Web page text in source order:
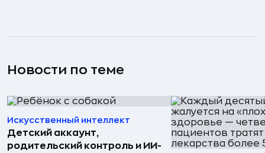
Новости по теме
Искусственный интеллект
Детский аккаунт,
родительский контроль и ИИ-